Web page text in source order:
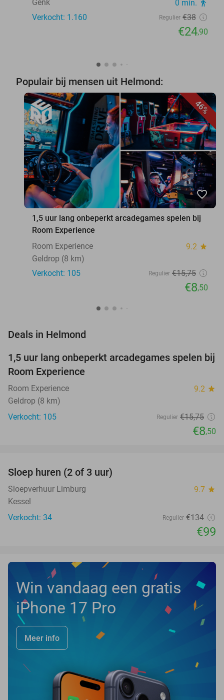
Genk 0 min. directions_walk
Verkocht: 1.160 Regulier €38
€24,90
Populair bij mensen uit Helmond:
46%
favorite_border
1,5 uur lang onbeperkt arcadegames spelen bij
Room Experience
Room Experience
9.2 star
Geldrop (8 km)
Verkocht: 105
Regulier €15,75
€8,50
Deals in Helmond
46%
1,5 uur lang onbeperkt arcadegames spelen bij
Room Experience
Room Experience 9.2 star
Geldrop (8 km)
Verkocht: 105
Regulier €15,75
€8,50
NEW
TODAY
Sloep huren (2 of 3 uur)
Sloepverhuur Limburg 9.7 star
Kessel
Verkocht: 34
Regulier €134
€99
Win vandaag een gratis
iPhone 17 Pro
Meer info